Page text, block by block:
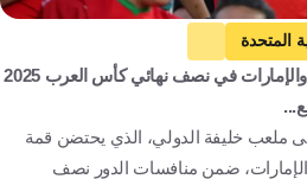
المتحدة
المغرب كرة قدم
تعرف على موعد مباراة المغرب والإمارات في نصف نهائي كأس العرب 2025
ملعب خليفة الدولي، الذي يحتضن قمة
ضمن منافسات الدور نصف